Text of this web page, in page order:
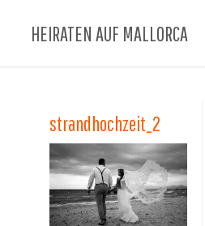
HEIRATEN AUF MALLORCA
strandhochzeit_2